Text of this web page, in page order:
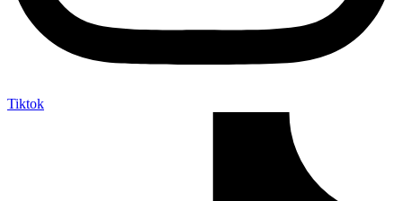
Tiktok